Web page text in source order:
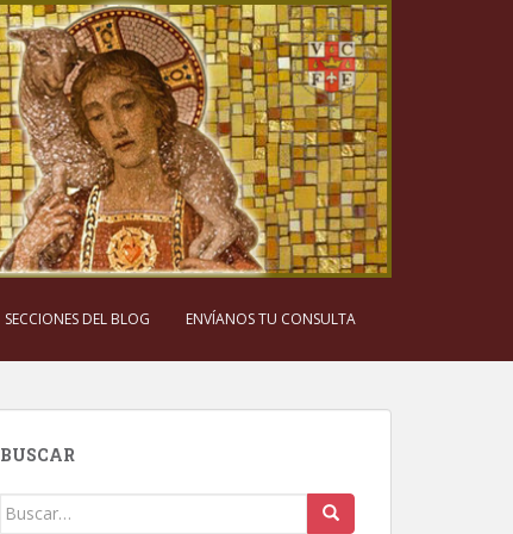
SECCIONES DEL BLOG ENVÍANOS TU CONSULTA
BUSCAR
Buscar: